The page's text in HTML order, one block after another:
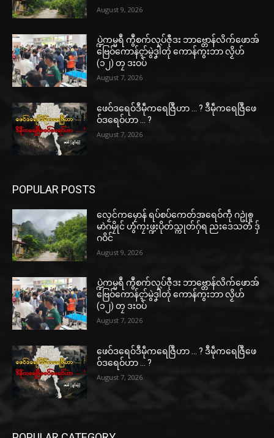
August 9, 2026
ပ္ဍဲကမ္မရဳ ကွဳစက်လုပ်ဇီုဒး ဘာဗ္တောန်လိက်ဖောအ်
ဗြေဝ်ကောန်ၚာ်မွဲဒၞါဲတုဲ ကောန်ကွးဘာ လၟိဟ်
(၁၂) တၠ ဒးဝပ်
August 7, 2026
ဖေဝ်ဒရေဝ်ဒဳမဵုကရေဇြဳဟာ … ? ဒဳမဵုကရေဇြဳဖေ
ဝ်ဒရေဝ်ဟာ … ?
August 7, 2026
POPULAR POSTS
လၟေင်ကမၠောန် ရပ်စပ်ကေတ်အရေဝ်ကဵု ဂဥုဲၜူ
မာဲဂမၠိုင် ဟွံကၠးဖ္ဍးပိုတ်သ္ကုတ်ဂှ်ရ ညးဒေသတံ ဒှ်
ဂဝိင်
August 9, 2026
ပ္ဍဲကမ္မရဳ ကွဳစက်လုပ်ဇီုဒး ဘာဗ္တောန်လိက်ဖောအ်
ဗြေဝ်ကောန်ၚာ်မွဲဒၞါဲတုဲ ကောန်ကွးဘာ လၟိဟ်
(၁၂) တၠ ဒးဝပ်
August 7, 2026
ဖေဝ်ဒရေဝ်ဒဳမဵုကရေဇြဳဟာ … ? ဒဳမဵုကရေဇြဳဖေ
ဝ်ဒရေဝ်ဟာ … ?
August 7, 2026